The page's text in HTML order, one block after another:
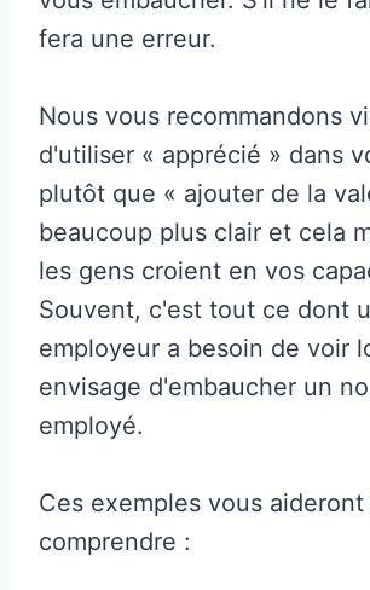
fera une erreur.
Nous vous recommandons
d'utiliser « apprécié » dans
plutôt que « ajouter de la
beaucoup plus clair et cela
les gens croient en vos
Souvent, c'est tout ce dont
employeur a besoin de voir
envisage d'embaucher un
employé.
Ces exemples vous aideront
comprendre :